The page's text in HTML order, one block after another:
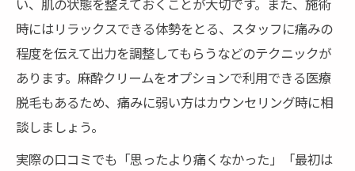
い、肌の状態を整えておくことが大切です。また、施術
時にはリラックスできる体勢をとる、スタッフに痛みの
程度を伝えて出力を調整してもらうなどのテクニックが
あります。麻酔クリームをオプションで利用できる医療
脱毛もあるため、痛みに弱い方はカウンセリング時に相
談しましょう。
実際の口コミでも「思ったより痛くなかった」「最初は